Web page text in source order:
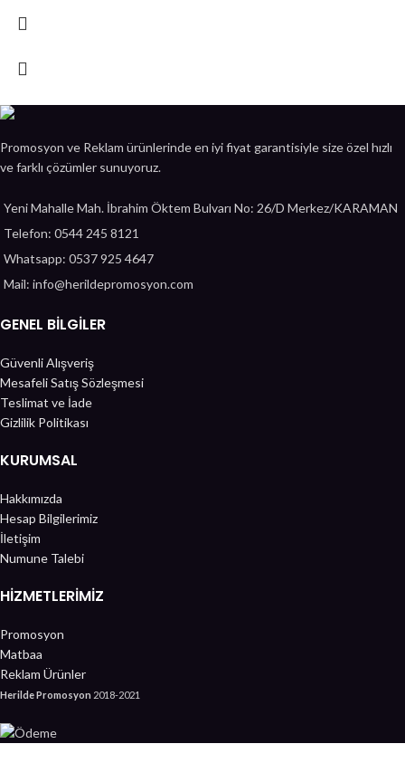
Promosyon ve Reklam ürünlerinde en iyi fiyat garantisiyle size özel hızlı
ve farklı çözümler sunuyoruz.
Yeni Mahalle Mah. İbrahim Öktem Bulvarı No: 26/D Merkez/KARAMAN
Telefon: 0544 245 8121
Whatsapp: 0537 925 4647
Mail: info@herildepromosyon.com
GENEL BİLGİLER
Güvenli Alışveriş
Mesafeli Satış Sözleşmesi
Teslimat ve İade
Gizlilik Politikası
KURUMSAL
Hakkımızda
Hesap Bilgilerimiz
İletişim
Numune Talebi
HIZMETLERIMIZ
Promosyon
Matbaa
Reklam Ürünler
Herilde Promosyon 2018-2021